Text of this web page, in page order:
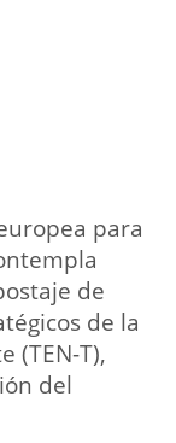
para
de
de la
(TEN-T),
del